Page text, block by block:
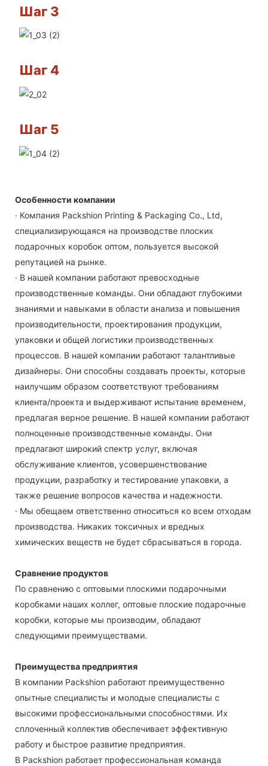
Шаг 3
Шаг 4
Шаг 5
Особенности компании
· Компания Packshion Printing & Packaging Co., Ltd,
специализирующаяся на производстве плоских
подарочных коробок оптом, пользуется высокой
репутацией на рынке.
· В нашей компании работают превосходные
производственные команды. Они обладают глубокими
знаниями и навыками в области анализа и повышения
производительности, проектирования продукции,
упаковки и общей логистики производственных
процессов. В нашей компании работают талантливые
дизайнеры. Они способны создавать проекты, которые
наилучшим образом соответствуют требованиям
клиента/проекта и выдерживают испытание временем,
предлагая верное решение. В нашей компании работают
полноценные производственные команды. Они
предлагают широкий спектр услуг, включая
обслуживание клиентов, усовершенствование
продукции, разработку и тестирование упаковки, а
также решение вопросов качества и надежности.
· Мы обещаем ответственно относиться ко всем отходам
производства. Никаких токсичных и вредных
химических веществ не будет сбрасываться в города.
Сравнение продуктов
По сравнению с оптовыми плоскими подарочными
коробками наших коллег, оптовые плоские подарочные
коробки, которые мы производим, обладают
следующими преимуществами.
Преимущества предприятия
В компании Packshion работают преимущественно
опытные специалисты и молодые специалисты с
высокими профессиональными способностями. Их
сплоченный коллектив обеспечивает эффективную
работу и быстрое развитие предприятия.
В Packshion работает профессиональная команда